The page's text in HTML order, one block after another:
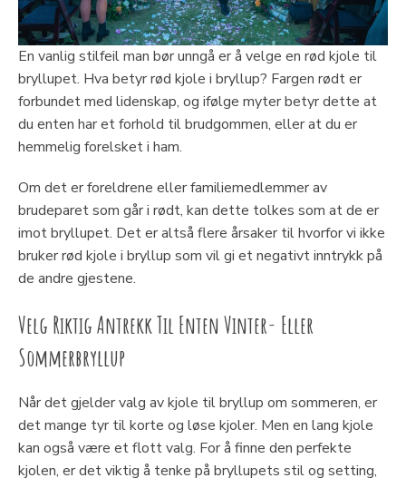
En vanlig stilfeil man bør unngå er å velge en rød kjole til
bryllupet. Hva betyr rød kjole i bryllup? Fargen rødt er
forbundet med lidenskap, og ifølge myter betyr dette at
du enten har et forhold til brudgommen, eller at du er
hemmelig forelsket i ham.
Om det er foreldrene eller familiemedlemmer av
brudeparet som går i rødt, kan dette tolkes som at de er
imot bryllupet. Det er altså flere årsaker til hvorfor vi ikke
bruker rød kjole i bryllup som vil gi et negativt inntrykk på
de andre gjestene.
Velg Riktig Antrekk Til Enten Vinter- Eller
Sommerbryllup
Når det gjelder valg av kjole til bryllup om sommeren, er
det mange tyr til korte og løse kjoler. Men en lang kjole
kan også være et flott valg. For å finne den perfekte
kjolen, er det viktig å tenke på bryllupets stil og setting,